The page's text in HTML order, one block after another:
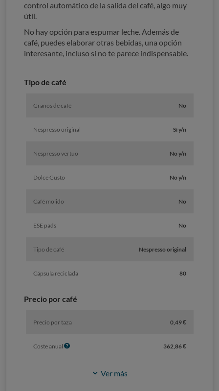
control automático de la salida del café, algo muy
útil.
No hay opción para espumar leche. Además de
café, puedes elaborar otras bebidas, una opción
interesante, incluso si no te parece indispensable.
Tipo de café
Granos de café No
Nespresso original Sí y/n
Nespresso vertuo No y/n
Dolce Gusto No y/n
Café molido No
ESE pads No
Tipo de café Nespresso original
Cápsula reciclada 80
Precio por café
Precio por taza 0,49 €
Coste anual I
362,86 €
Ver más